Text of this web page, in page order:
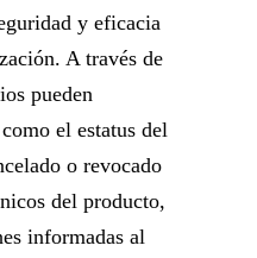
y eficacia
A través de
pueden
el estatus del
o revocado
del producto,
informadas al